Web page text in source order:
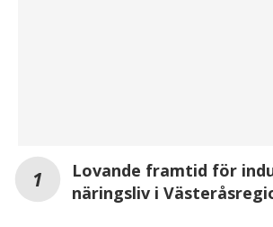
Lovande framtid för
näringsliv i